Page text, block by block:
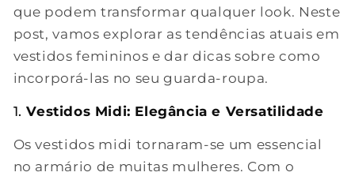
que podem transformar qualquer look. Neste
post, vamos explorar as tendências atuais em
vestidos femininos e dar dicas sobre como
incorporá-las no seu guarda-roupa.
1.Vestidos Midi: Elegância e Versatilidade
Os vestidos midi tornaram-se um essencial
no armário de muitas mulheres. Com o